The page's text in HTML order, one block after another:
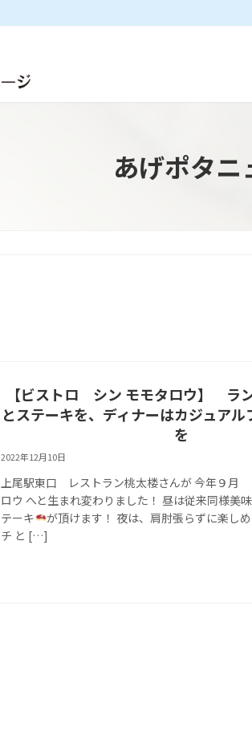
あげポタニ
【ビストロ シン モモタロウ】 ラ
とステーキを、ディナーはカジュア
を
2022年12月10日
上尾駅東口 レストラン桃太楼さんが 今年９月
ロウ へと生まれ変わりました！ 昼は従来同様美
テーキ
が頂けます！ 夜は、肩肘張らずに楽し
チ と […]